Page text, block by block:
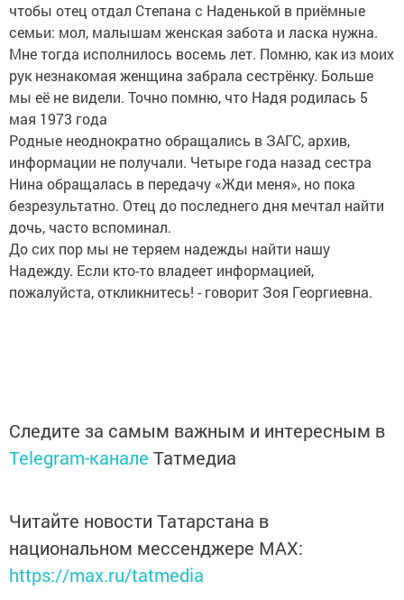
чтобы отец отдал Степана с Наденькой в приёмные
семьи: мол, малышам женская забота и ласка нужна.
Мне тогда исполнилось восемь лет. Помню, как из моих
рук незнакомая женщина забрала сестрёнку. Больше
мы её не видели. Точно помню, что Надя родилась 5
мая 1973 года
Родные неоднократно обращались в ЗАГС, архив,
информации не получали. Четыре года назад сестра
Нина обращалась в передачу «Жди меня», но пока
безрезультатно. Отец до последнего дня мечтал найти
дочь, часто вспоминал.
До сих пор мы не теряем надежды найти нашу
Надежду. Если кто-то владеет информацией,
пожалуйста, откликнитесь! - говорит Зоя Георгиевна.
Следите за самым важным и интересным в
Telegram-канале Татмедиа
Читайте новости Татарстана в
национальном мессенджере MАХ:
https://max.ru/tatmedia